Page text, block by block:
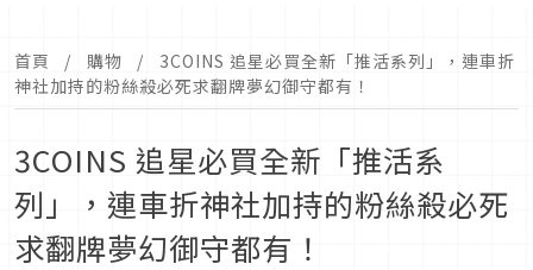
首頁 購物
3COINS 追星必買全新「推活系列」，連車折
神社加持的粉絲殺必死求翻牌夢幻御守都有！
3COINS 追星必買全新「推活系
列」，連車折神社加持的粉絲殺必死
求翻牌夢幻御守都有！